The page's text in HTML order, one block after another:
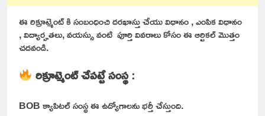
ఈ రిక్రూట్మెంట్ కి సంబంధించి దరఖాస్తు చేయు విధానం , ఎంపిక విధానం
, విద్యార్హతలు, వయస్సు వంటి పూర్తి వివరాలు కోసం ఈ ఆర్టికల్ మొత్తం
చదవండి.
రిక్రూట్మెంట్ చేపట్టే సంస్థ:
BOB క్యాపిటల్ సంస్థ ఈ ఉద్యోగాలను భర్తీ చేస్తుంది.